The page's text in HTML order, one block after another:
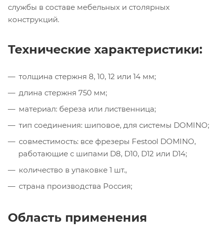
службы в составе мебельных и столярных
конструкций.
Технические характеристики:
толщина стержня 8, 10, 12 или 14 мм;
длина стержня 750 мм;
материал: береза или лиственница;
тип соединения: шиповое, для системы DOMINO;
совместимость: все фрезеры Festool DOMINO,
работающие с шипами D8, D10, D12 или D14;
количество в упаковке 1 шт.,
страна производства Россия;
Область применения